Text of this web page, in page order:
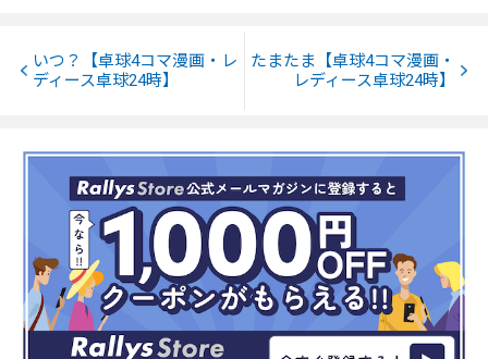
いつ？【卓球4コマ漫画・レ
ディース卓球24時】
たまたま【卓球4コマ漫画・
レディース卓球24時】